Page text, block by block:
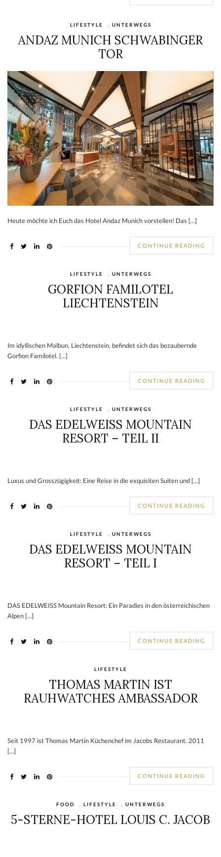
LIFESTYLE UNTERWEGS
ANDAZ MUNICH SCHWABINGER
TOR
Heute möchte ich Euch das Hotel Andaz Munich vorstellen! Das […]
CONTINUE READING
LIFESTYLE UNTERWEGS
GORFION FAMILOTEL
LIECHTENSTEIN
Im idyllischen Malbun, Liechtenstein, befindet sich das bezaubernde
Gorfion Familotel. […]
CONTINUE READING
LIFESTYLE UNTERWEGS
DAS EDELWEISS MOUNTAIN
RESORT – TEIL II
Luxus und Grosszügigkeit: Eine Reise in die exquisiten Suiten und […]
CONTINUE READING
LIFESTYLE UNTERWEGS
DAS EDELWEISS MOUNTAIN
RESORT – TEIL I
DAS EDELWEISS Mountain Resort: Ein Paradies in den österreichischen
Alpen […]
CONTINUE READING
LIFESTYLE
THOMAS MARTIN IST
RAUHWATCHES AMBASSADOR
Seit 1997 ist Thomas Martin Küchenchef im Jacobs Restaurant. 2011
[…]
CONTINUE READING
FOOD LIFESTYLE UNTERWEGS
5-STERNE-HOTEL LOUIS C. JACOB